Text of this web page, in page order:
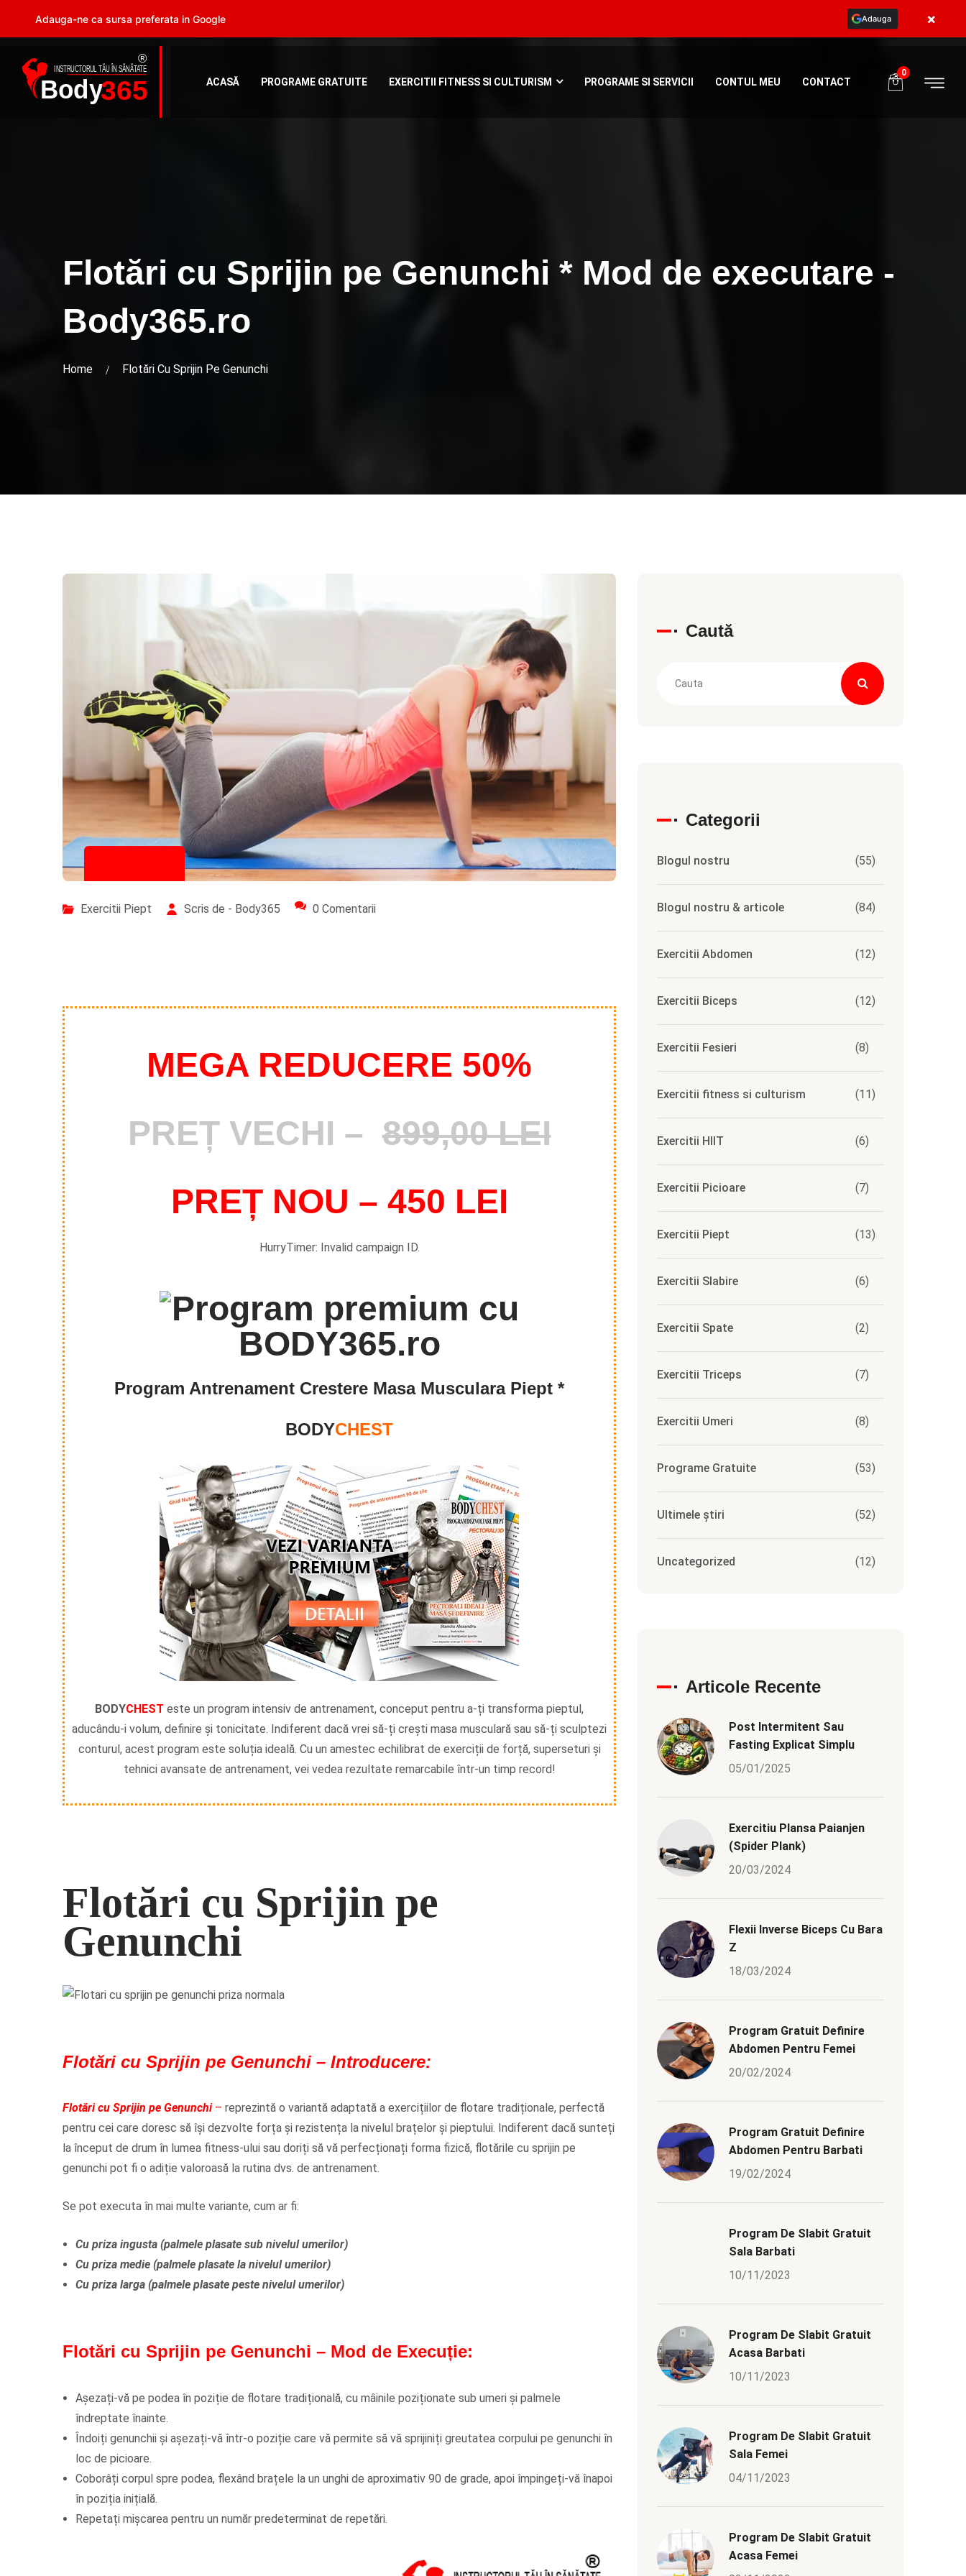
programe@body365.ro
ACASĂ PROGRAME GRATUITE EXERCITII FITNESS SI CULTURISM PROGRAME SI SERVICII CONTUL MEU CONTACT
0
Flotări cu Sprijin pe Genunchi * Mod de executare -
Body365.ro
Home Flotări Cu Sprijin Pe Genunchi
Exercitii Piept Scris de - Body365 0 Comentarii
MEGA REDUCERE 50%
PREȚ VECHI –899,00 LEI
PREȚ NOU – 450 LEI
HurryTimer: Invalid campaign ID.
Program Antrenament Crestere Masa Musculara Piept *
BODYCHEST
BODYCHEST este un program intensiv de antrenament, conceput pentru a-ți transforma pieptul,
aducându-i volum, definire și tonicitate. Indiferent dacă vrei să-ți crești masa musculară sau să-ți sculptezi
conturul, acest program este soluția ideală. Cu un amestec echilibrat de exerciții de forță, superseturi și
tehnici avansate de antrenament, vei vedea rezultate remarcabile într-un timp record!
Flotări cu Sprijin pe
Genunchi
Flotări cu Sprijin pe Genunchi – Introducere:
Flotări cu Sprijin pe Genunchi– reprezintă o variantă adaptată a exercițiilor de flotare tradiționale, perfectă
pentru cei care doresc să își dezvolte forța și rezistența la nivelul brațelor și pieptului. Indiferent dacă sunteți
la început de drum în lumea fitness-ului sau doriți să vă perfecționați forma fizică, flotările cu sprijin pe
genunchi pot fi o adiție valoroasă la rutina dvs. de antrenament.
Se pot executa în mai multe variante, cum ar fi:
Cu priza ingusta (palmele plasate sub nivelul umerilor)
Cu priza medie (palmele plasate la nivelul umerilor)
Cu priza larga (palmele plasate peste nivelul umerilor)
Flotări cu Sprijin pe Genunchi – Mod de Execuție:
Așezați-vă pe podea în poziție de flotare tradițională, cu mâinile poziționate sub umeri și palmele
îndreptate înainte.
Îndoiți genunchii și așezați-vă într-o poziție care vă permite să vă sprijiniți greutatea corpului pe genunchi în
loc de picioare.
Coborâți corpul spre podea, flexând brațele la un unghi de aproximativ 90 de grade, apoi împingeți-vă înapoi
în poziția inițială.
Repetați mișcarea pentru un număr predeterminat de repetări.
Caută
Categorii
Blogul nostru (55)
Blogul nostru & articole (84)
Exercitii Abdomen (12)
Exercitii Biceps (12)
Exercitii Fesieri (8)
Exercitii fitness si culturism (11)
Exercitii HIIT (6)
Exercitii Picioare (7)
Exercitii Piept (13)
Exercitii Slabire (6)
Exercitii Spate (2)
Exercitii Triceps (7)
Exercitii Umeri (8)
Programe Gratuite (53)
Ultimele știri (52)
Uncategorized (12)
Articole Recente
Post Intermitent Sau
Fasting Explicat Simplu
05/01/2025
Exercitiu Plansa Paianjen
(Spider Plank)
20/03/2024
Flexii Inverse Biceps Cu Bara
Z
18/03/2024
Program Gratuit Definire
Abdomen Pentru Femei
20/02/2024
Program Gratuit Definire
Abdomen Pentru Barbati
19/02/2024
Program De Slabit Gratuit
Sala Barbati
10/11/2023
Program De Slabit Gratuit
Acasa Barbati
10/11/2023
Program De Slabit Gratuit
Sala Femei
04/11/2023
Program De Slabit Gratuit
Acasa Femei
Adauga-ne ca sursa preferata in Google Adauga ×